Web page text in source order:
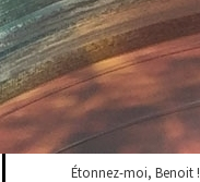
Étonnez-moi, Benoit !